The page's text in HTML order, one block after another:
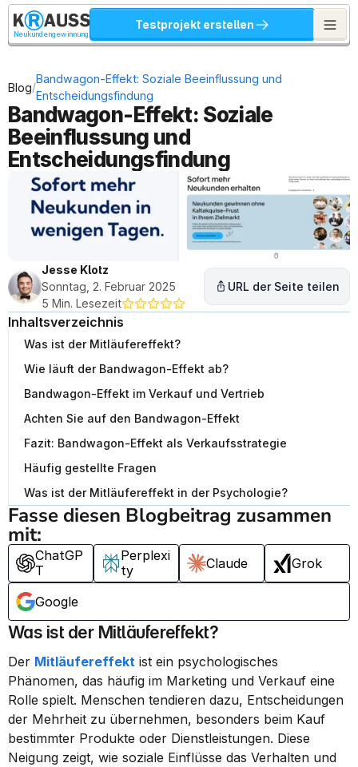
Neukundengewinnung
Testprojekt erstellen
Blog/
Bandwagon-Effekt: Soziale Beeinflussung und
Entscheidungsfindung
Bandwagon-Effekt: Soziale
Beeinflussung und
Entscheidungsfindung
Jesse Klotz
Sonntag, 2. Februar 2025
5 Min. Lesezeit
URL der Seite teilen
Inhaltsverzeichnis
Was ist der Mitläufereffekt?
Wie läuft der Bandwagon-Effekt ab?
Bandwagon-Effekt im Verkauf und Vertrieb
Achten Sie auf den Bandwagon-Effekt
Fazit: Bandwagon-Effekt als Verkaufsstrategie
Häufig gestellte Fragen
Was ist der Mitläufereffekt in der Psychologie?
Fasse diesen Blogbeitrag zusammen
mit:
ChatGP
T
Perplexi
ty
Claude Grok
Google
Was ist der Mitläufereffekt?
Der Mitläufereffekt ist ein psychologisches
Phänomen, das häufig im Marketing und Verkauf eine
Rolle spielt. Menschen tendieren dazu, Entscheidungen
der Mehrheit zu übernehmen, besonders beim Kauf
bestimmter Produkte oder Dienstleistungen. Diese
Neigung zeigt, wie soziale Einflüsse das Verhalten und